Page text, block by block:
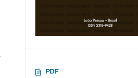
PDF